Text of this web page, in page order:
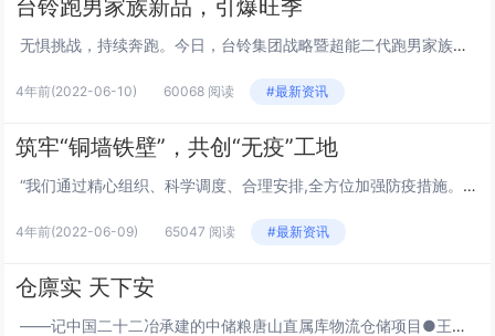
台铃跑男家族新品，引爆旺季
无惧挑战，持续奔跑。今日，台铃集团战略暨超能二代跑男家族爆品发布会在万众期待中盛大举行，集团董事会领导、媒体嘉宾及全国的经销商通过直播参与了此次活动。随着新品的发布，旺季营销战役也拉开了序幕。 不忘初心，牢...
4年前(2022-06-10) 60068 阅读 #最新资讯
筑牢“铜墙铁壁”，共创“无疫”工地
“我们通过精心组织、科学调度、合理安排,全方位加强防疫措施。在保障工程质量与施工安全的前提下,把受疫情影响的时间抢回来,把建设进度赶上去。”冶金公司疫情防控专项负责人说。据了解,在防疫工作中,该公司各工程部严格落实防疫各项工作,...
4年前(2022-06-09) 65047 阅读 #最新资讯
仓廪实 天下安
——记中国二十二冶承建的中储粮唐山直属库物流仓储项目●王珺 “现在我们国家的科技真发达,我还以为这里是什么高新产业的厂区,没想到这一座座巨大的圆形建筑居然是咱们国家的粮仓。”家住开发区的李大爷,今天晨跑路过...